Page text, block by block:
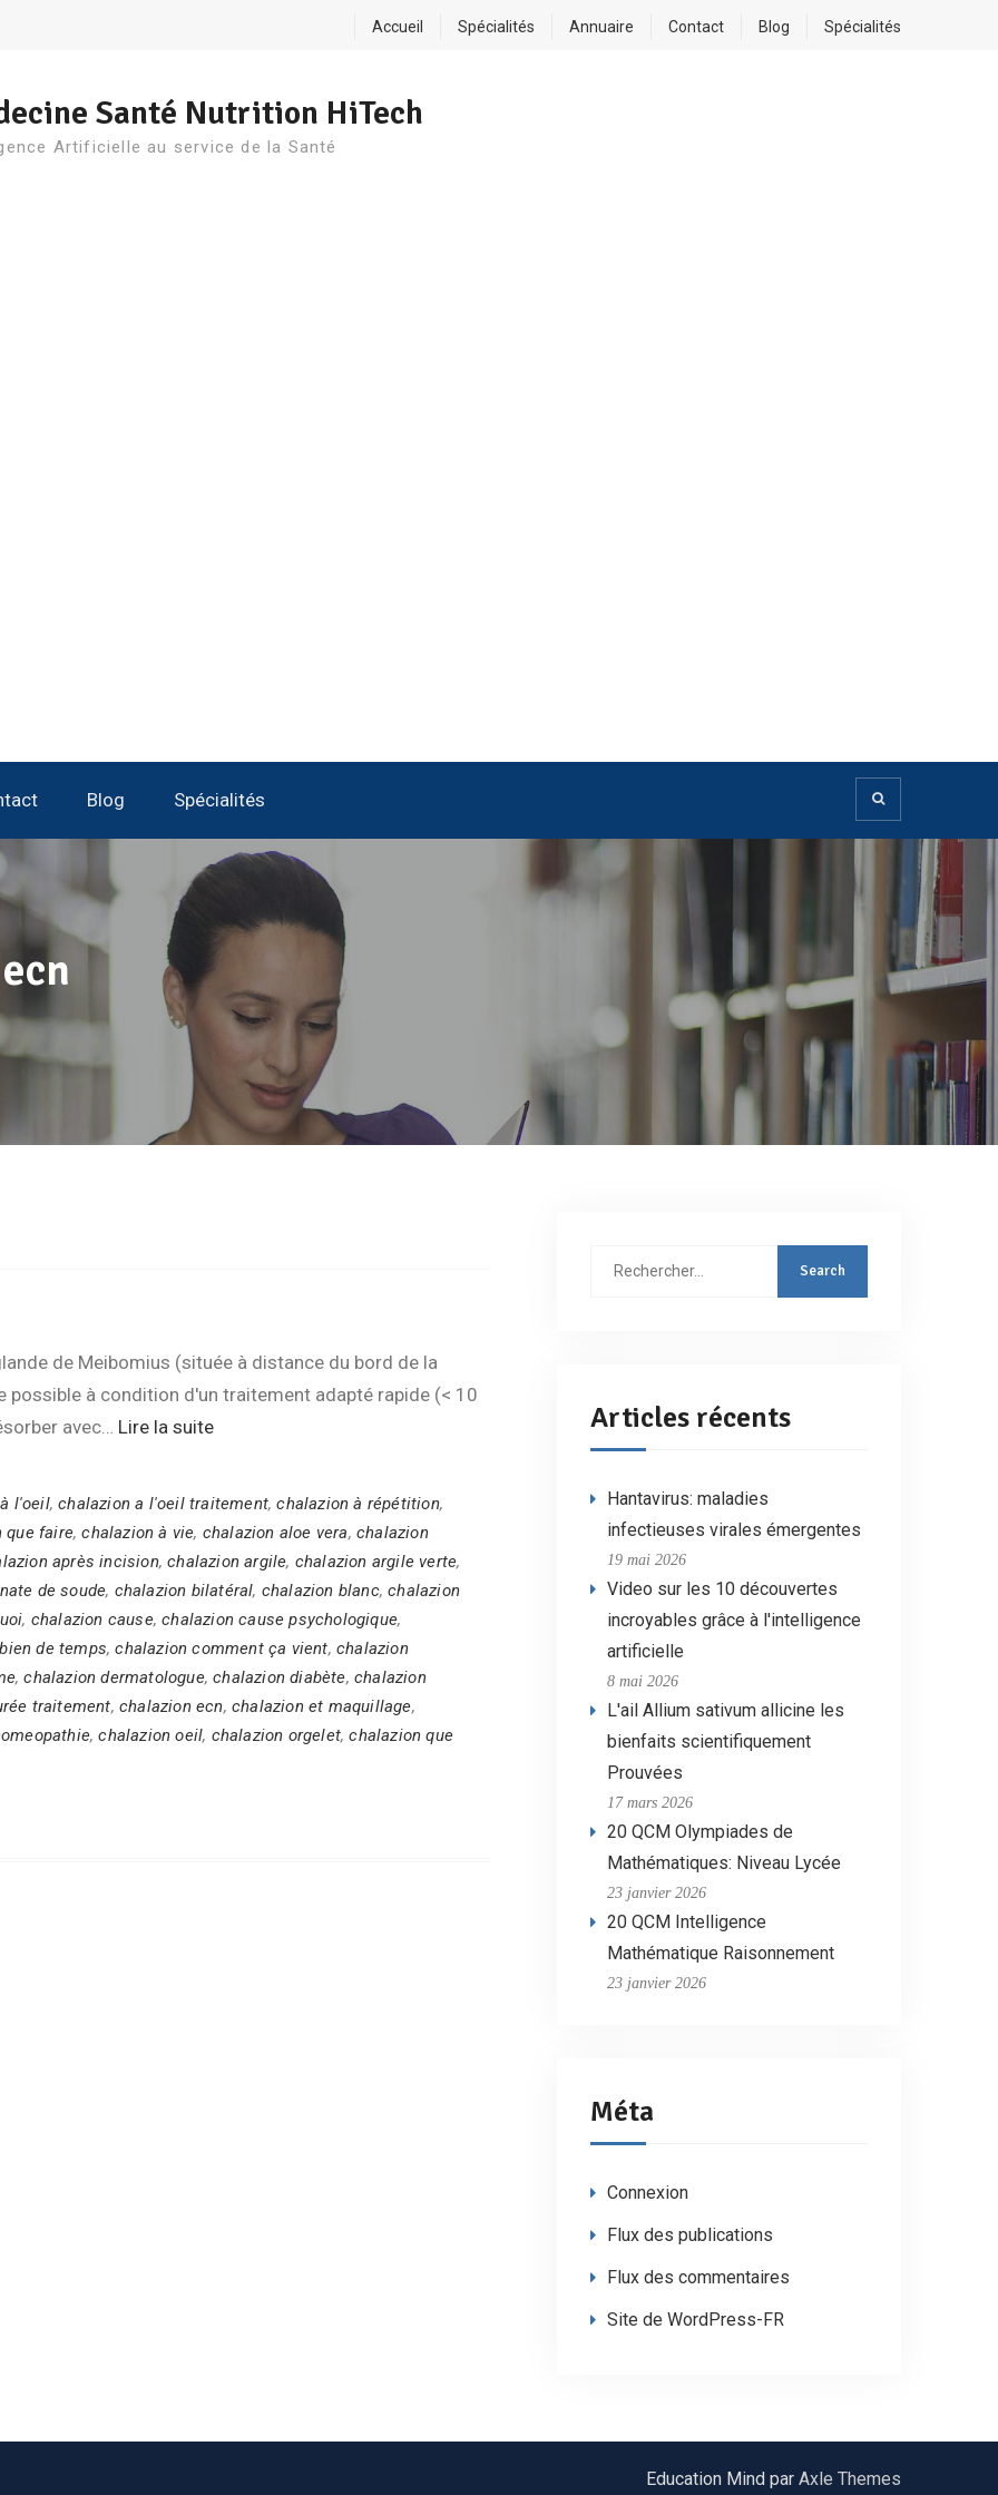
Accueil Spécialités Annuaire Contact Blog Spécialités
Santé Nutrition HiTech
Artificielle au service de la Santé
Blog Spécialités
de Meibomius (située à distance du bord de la
possible à condition d'un traitement adapté rapide (< 10
avec… Lire la suite
l'oeil,chalazion a l'oeil traitement,chalazion à répétition,
que faire,chalazion à vie, chalazion aloe vera,chalazion
après incision,chalazion argile, chalazion argile verte,
de soude, chalazion bilatéral, chalazion blanc,chalazion
, chalazion cause,chalazion cause psychologique,
de temps,chalazion comment ça vient,chalazion
,chalazion dermatologue,chalazion diabète,chalazion
traitement,chalazion ecn,chalazion et maquillage,
,chalazion oeil, chalazion orgelet,chalazion que
Rechercher
Articles récents
Hantavirus: maladies
infectieuses virales émergentes
19 mai 2026
Video sur les 10 découvertes
incroyables grâce à l'intelligence
artificielle
8 mai 2026
L'ail Allium sativum allicine les
bienfaits scientifiquement
Prouvées
17 mars 2026
20 QCM Olympiades de
Mathématiques: Niveau Lycée
23 janvier 2026
20 QCM Intelligence
Mathématique Raisonnement
23 janvier 2026
Méta
Connexion
Flux des publications
Flux des commentaires
Site de WordPress-FR
Education Mind par Axle Themes